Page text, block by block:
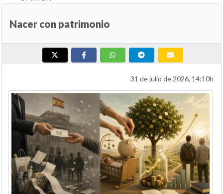
Nacer con patrimonio
31 de julio de 2026, 14:10h